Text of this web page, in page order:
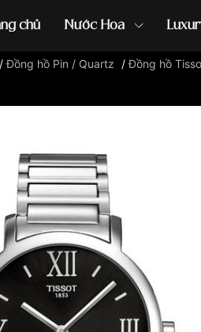
chủ Nước Hoa
Đồng hồ casio đồng hồ G-Shock
/Đồng hồ Pin / Quartz /Đồng hồ